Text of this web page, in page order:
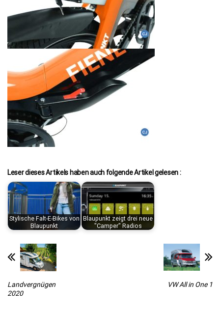
Leser dieses Artikels haben auch folgende Artikel gelesen :
Stylische Falt-E-Bikes von
Blaupunkt
Blaupunkt zeigt drei neue
"Camper" Radios
Landvergnügen
2020
VW All in One 1